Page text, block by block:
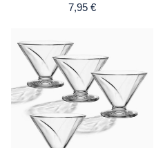
7,95 €